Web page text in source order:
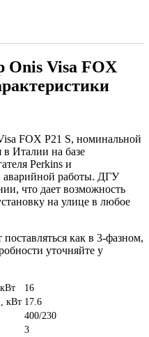
Onis Visa FOX
FOX P21 S, номинальной
в Италии на базе
Perkins и
аварийной работы. ДГУ
что дает возможность
на улице в любое
как в 3-фазном,
уточняйте у
16
кВт 17.6
400/230
3